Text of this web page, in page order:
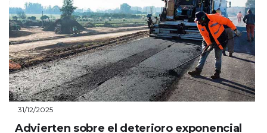
31/12/2025
Advierten sobre el deterioro exponencial